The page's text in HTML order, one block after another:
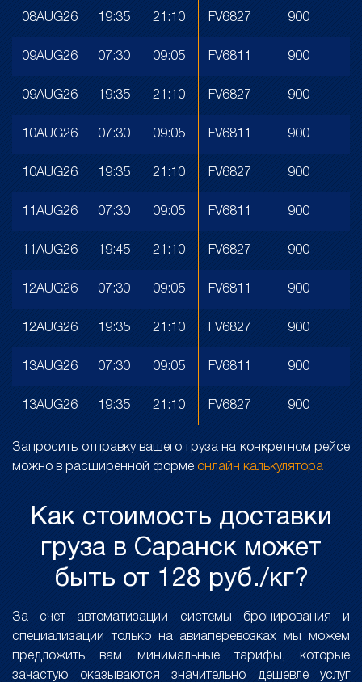
08AUG26 19:35 21:10 FV6827 900
09AUG26 07:30 09:05 FV6811 900
09AUG26 19:35 21:10 FV6827 900
10AUG26 07:30 09:05 FV6811 900
10AUG26 19:35 21:10 FV6827 900
11AUG26 07:30 09:05 FV6811 900
11AUG26 19:45 21:10 FV6827 900
12AUG26 07:30 09:05 FV6811 900
12AUG26 19:35 21:10 FV6827 900
13AUG26 07:30 09:05 FV6811 900
13AUG26 19:35 21:10 FV6827 900
Запросить отправку вашего груза на конкретном рейсе
можно в расширенной форме онлайн калькулятора
Как стоимость доставки
груза в Саранск может
быть от 128 руб./кг?
За счет автоматизации системы бронирования и
специализации только на авиаперевозках мы можем
предложить вам минимальные тарифы, которые
зачастую оказываются значительно дешевле услуг